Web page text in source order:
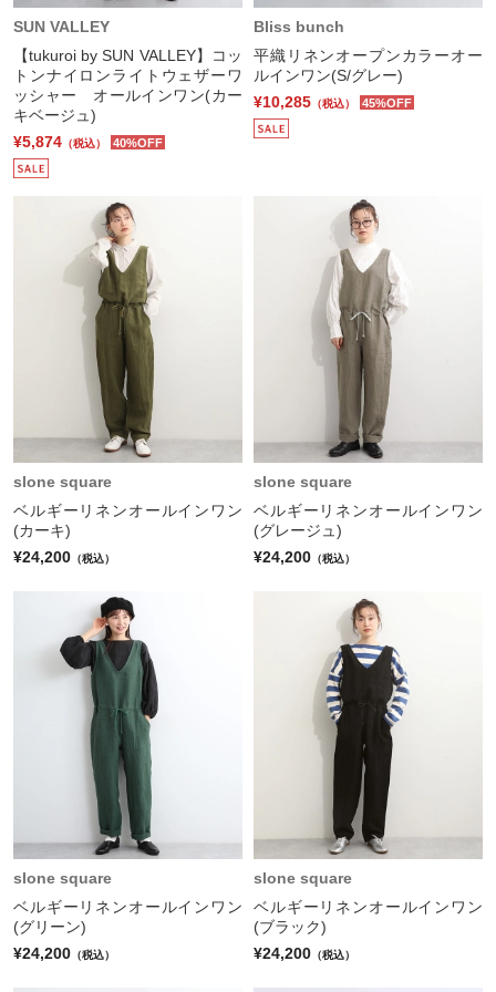
SUN VALLEY
【tukuroi by SUN VALLEY】コッ
トンナイロンライトウェザーワ
ッシャー オールインワン(カー
キベージュ)
¥5,874 （税込） 40%OFF
Bliss bunch
平織リネンオープンカラーオー
ルインワン(S/グレー)
¥10,285 （税込） 45%OFF
slone square
ベルギーリネンオールインワン
(カーキ)
¥24,200 （税込）
slone square
ベルギーリネンオールインワン
(グレージュ)
¥24,200 （税込）
slone square
ベルギーリネンオールインワン
(グリーン)
¥24,200 （税込）
slone square
ベルギーリネンオールインワン
(ブラック)
¥24,200 （税込）